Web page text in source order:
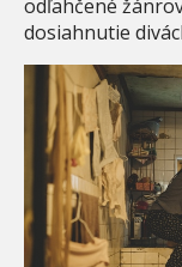
odľahčené
dosiahnutie